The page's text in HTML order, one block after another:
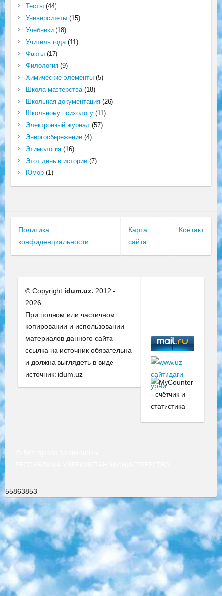
Тесты(44)
Университеты(15)
Учебники(18)
Учитель года(11)
Факты(17)
Филология(9)
Химические элементы(5)
Школа мастерства(18)
Школьная документация(26)
Школьному психологу(11)
Электронный журнал (57)
Энергосбережение(4)
Этимология(16)
Этот день в истории(7)
Юмор(1)
Политика
конфиденциальности
Карта
сайта
Контакт
© Copyright idum.uz. 2012 -
2026.
При полном или частичном
копировании и использовании
материалов данного сайта
ссылка на источник обязательна
и должна выглядеть в виде
источник: idum.uz
55863853